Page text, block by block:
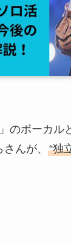
のボーカル
んが、 “独